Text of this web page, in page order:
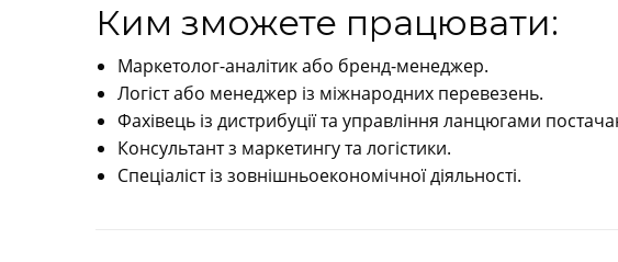
Ким зможете працювати:
Маркетолог-аналітик або бренд-менеджер.
Логіст або менеджер із міжнародних перевезень.
Фахівець із дистрибуції та управління ланцюгами
Консультант з маркетингу та логістики.
Спеціаліст із зовнішньоекономічної діяльності.